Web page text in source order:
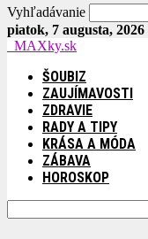
Vyhľadávanie
piatok, 7 augusta, 2026
MAXky.sk
ŠOUBIZ
ZAUJÍMAVOSTI
ZDRAVIE
RADY A TIPY
KRÁSA A MÓDA
ZÁBAVA
HOROSKOP